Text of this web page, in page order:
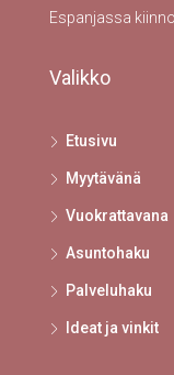
Espanjassa
Valikko
Etusivu
Myytävänä
Vuokrattavana
Asuntohaku
Palveluhaku
Ideat ja vinkit